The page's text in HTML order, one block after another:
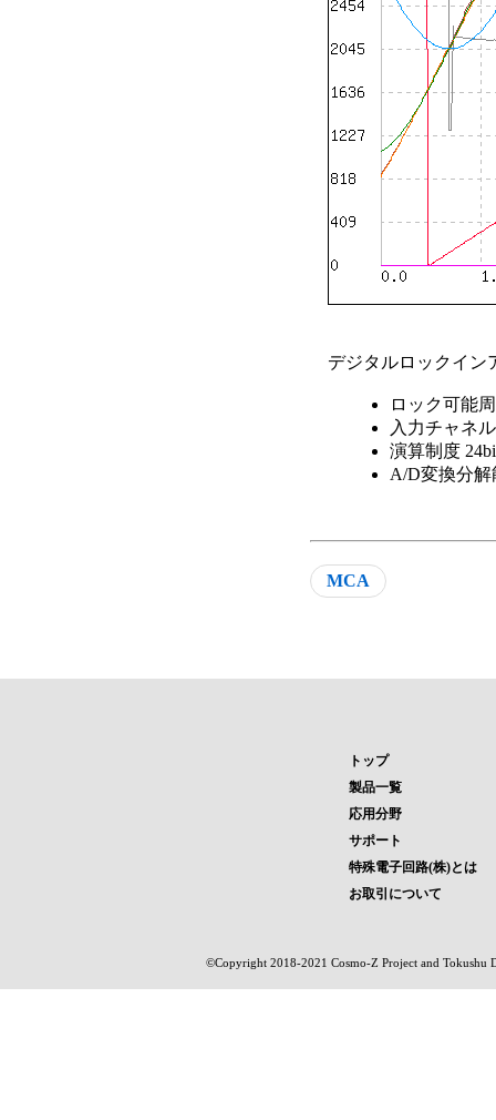
デジタルロックイン
ロック可能
入力チャネ
演算制度
A/D変換分解
MCA
トップ
製品一覧
応用分野
サポート
特殊電子回路(株)とは
お取引について
©Copyright 2018-2021 Cosmo-Z Project and Tokushu